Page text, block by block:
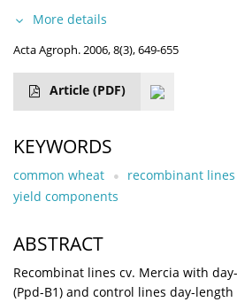
More details
Acta Agroph. 2006, 8(3), 649-655
Article (PDF)
KEYWORDS
common wheat recombinant lines
yield components
ABSTRACT
Recombinat lines cv. Mercia with
(Ppd-B1) and control lines day-